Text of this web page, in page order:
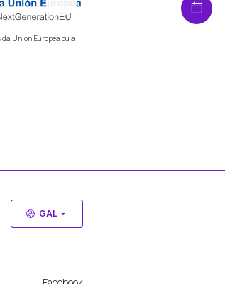
Unión Europea ou a
GAL